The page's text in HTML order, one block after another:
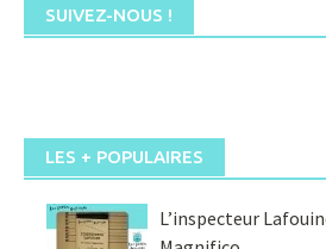
SUIVEZ-NOUS !
LES + POPULAIRES
L’inspecteur